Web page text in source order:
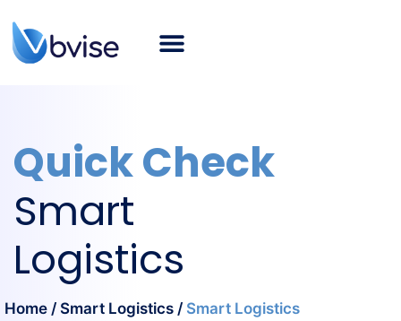
Quick Check
Smart
Logistics
Home / Smart Logistics / Smart Logistics